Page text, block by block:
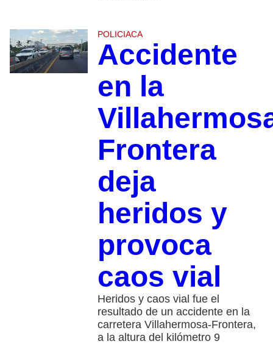
POLICIACA
Accidente
en la
Frontera
deja
heridos y
provoca
caos vial
Heridos y caos vial fue el
resultado de un accidente en la
carretera Villahermosa-Frontera,
a la altura del kilómetro 9